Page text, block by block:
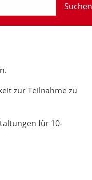
Suchen
zur Teilnahme zu
für 10-